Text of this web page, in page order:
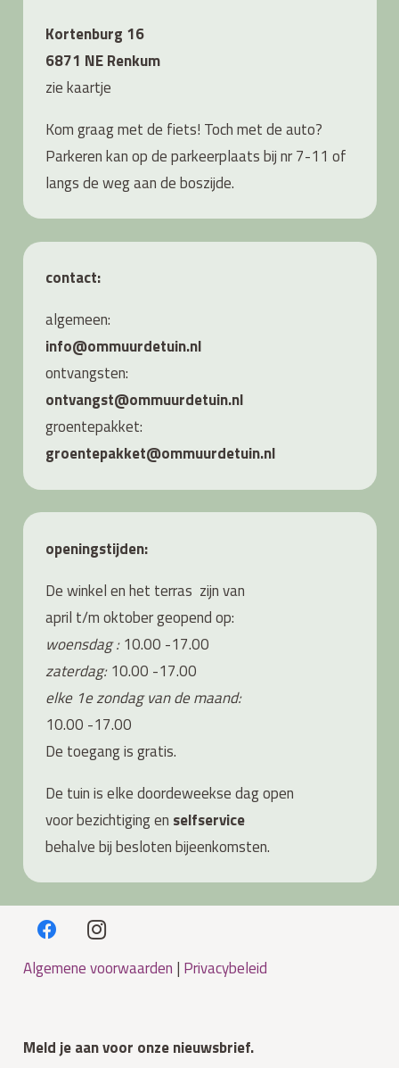
Kortenburg 16
6871 NE Renkum
ziekaartje
Kom graag met de fiets! Toch met de auto?
Parkeren kan op de parkeerplaats bij nr 7-11 of
langs de weg aan de boszijde.
contact:
algemeen:
info@ommuurdetuin.nl
ontvangsten:
ontvangst@ommuurdetuin.nl
groentepakket:
groentepakket@ommuurdetuin.nl
openingstijden:
De winkel en het terras zijn van
april t/m oktober geopend op:
woensdag :10.00 -17.00
zaterdag: 10.00 -17.00
elke 1e zondag van de maand:
10.00 -17.00
De toegang is gratis.
De tuin is elke doordeweekse dag open
voor bezichtiging en selfservice
behalve bij besloten bijeenkomsten.
Algemene voorwaarden | Privacybeleid
Meld je aan voor onze nieuwsbrief.